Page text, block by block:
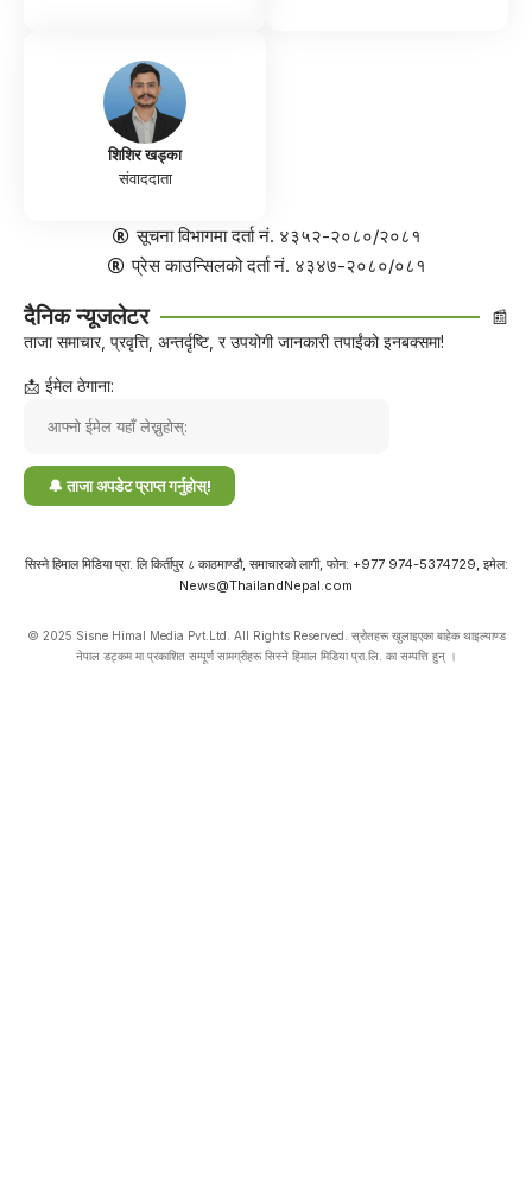
शिशिर खड्का
संवाददाता
सूचना विभागमा दर्ता नं. ४३५२-२०८०/२०८१
प्रेस काउन्सिलको दर्ता नं. ४३४७-२०८०/०८१
दैनिक न्यूजलेटर 📰
ताजा समाचार, प्रवृत्ति, अन्तर्दृष्टि, र उपयोगी जानकारी तपाईंको इनबक्समा!
📩 ईमेल ठेगाना:
सिस्ने हिमाल मिडिया प्रा. लि किर्तीपुर ८ काठमाण्डौ, समाचारको लागी, फोन: +977 974-5374729, इमेल:
News@ThailandNepal.com
© 2025 Sisne Himal Media Pvt.Ltd. All Rights Reserved. स्रोतहरू खुलाइएका बाहेक थाइल्याण्ड
नेपाल डट्कम मा प्रकाशित सम्पूर्ण सामग्रीहरू सिस्ने हिमाल मिडिया प्रा.लि. का सम्पत्ति हुन् ।